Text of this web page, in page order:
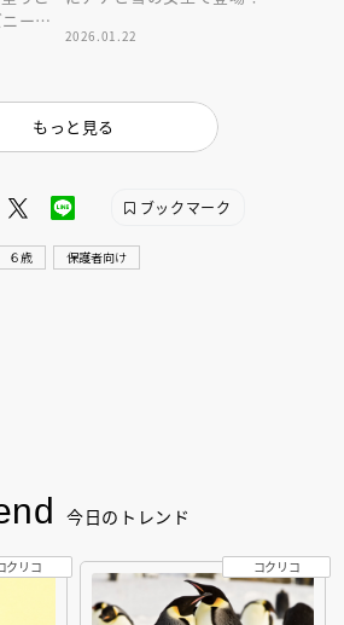
ープ
です。
2026.01.22
もっと見る
ブックマーク
６歳 保護者向け
今日のトレンド
クリコ コクリコ